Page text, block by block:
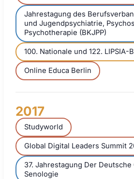
Jahrestagung des
und Jugendpsychiatrie,
Psychotherapie (BKJPP)
100. Nationale und 122. LIPSIA-
Online Educa Berlin
2017
Studyworld
Global Digital Leaders Summit
37. Jahrestagung Der
Senologie